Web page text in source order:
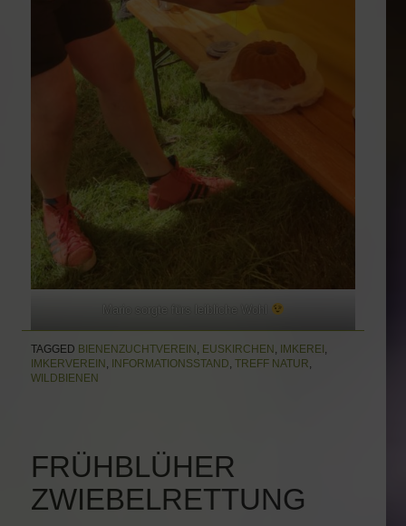
Mario sorgte fürs leibliche Wohl
TAGGED BIENENZUCHTVEREIN, EUSKIRCHEN, IMKEREI,
IMKERVEREIN, INFORMATIONSSTAND, TREFF NATUR,
WILDBIENEN
FRÜHBLÜHER
ZWIEBELRETTUNG